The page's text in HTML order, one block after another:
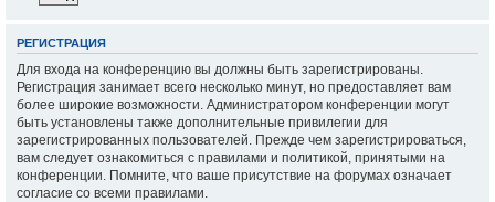
РЕГИСТРАЦИЯ
Для входа на конференцию вы должны быть зарегистрированы.
Регистрация занимает всего несколько минут, но предоставляет вам
более широкие возможности. Администратором конференции могут
быть установлены также дополнительные привилегии для
зарегистрированных пользователей. Прежде чем зарегистрироваться,
вам следует ознакомиться с правилами и политикой, принятыми на
конференции. Помните, что ваше присутствие на форумах означает
согласие со всеми правилами.